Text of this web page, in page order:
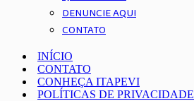
DENUNCIE AQUI
CONTATO
INÍCIO
CONTATO
CONHEÇA ITAPEVI
POLÍTICAS DE PRIVACIDADE